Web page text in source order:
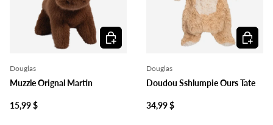
Douglas
Muzzle Orignal Martin
15,99 $
Ajouter au panier
Douglas
Doudou Sshlumpie Ours Tate
34,99 $
Ajouter